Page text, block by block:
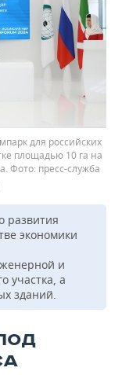
для российских
площадью 10 га на
пресс-служба
развития
экономики
и
участка, а
зданий.